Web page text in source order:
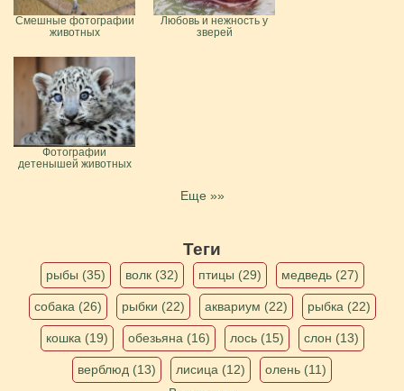
Смешные фотографии
животных
Любовь и нежность у
зверей
Фотографии
детенышей животных
Еще »»
Теги
рыбы (35) волк (32) птицы (29) медведь (27)
собака (26) рыбки (22) аквариум (22) рыбка (22)
кошка (19) обезьяна (16) лось (15) слон (13)
верблюд (13) лисица (12)
олень (11)